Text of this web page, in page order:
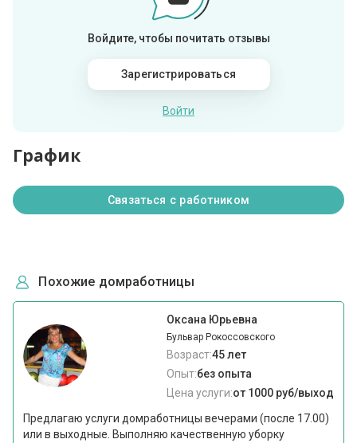
Войдите, чтобы почитать отзывы
Зарегистрироваться
Войти
График
Связаться с работником
Похожие домработницы
Оксана Юрьевна
Бульвар Рокоссовского
Возраст:45 лет
Опыт:без опыта
Цена услуги:от 1000 руб/выход
Предлагаю услуги домработницы вечерами (после 17.00)
или в выходные. Выполняю качественную уборку